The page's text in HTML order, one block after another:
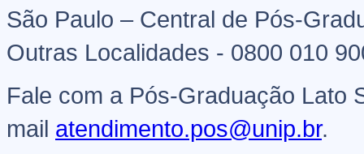
São Paulo – Central de Pós-
Outras Localidades - 0800 010
Fale com a Pós-Graduação Lato
mail atendimento.pos@unip.br.